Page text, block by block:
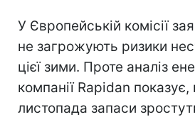
У Європейській комісії
не загрожують ризики
цієї зими. Проте аналіз
компанії Rapidan
листопада запаси